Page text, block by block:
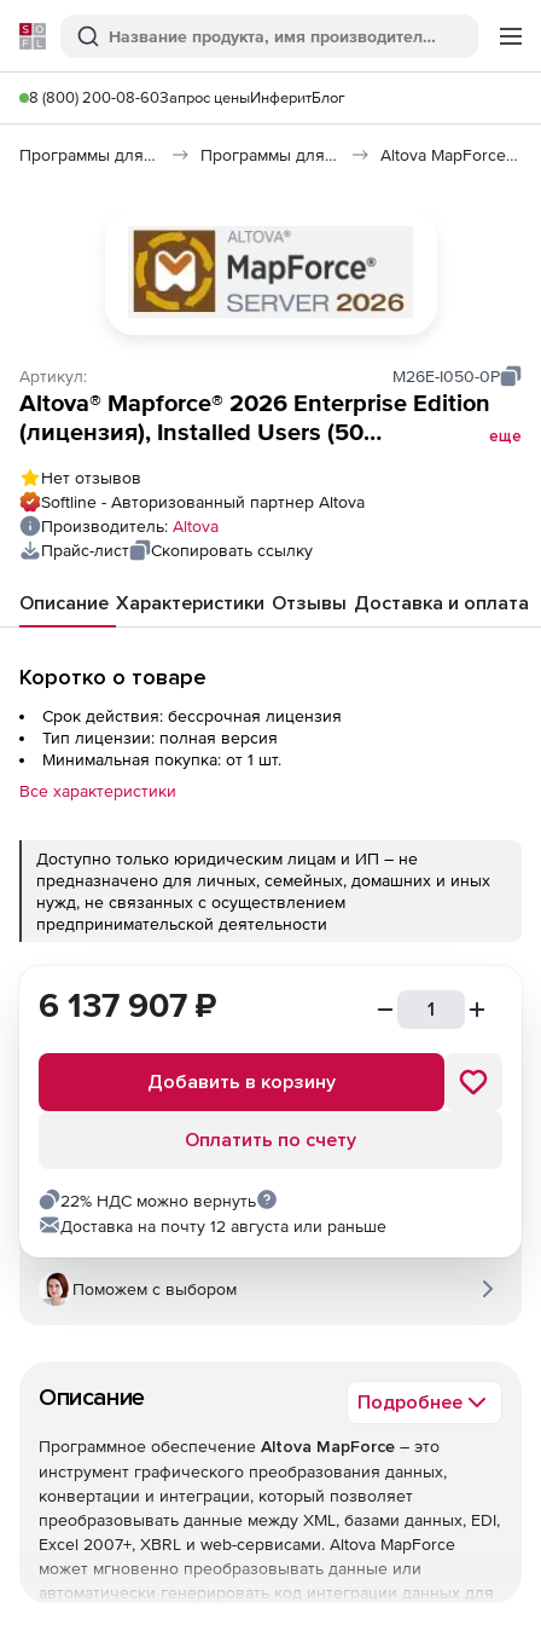
Softline
Поиск
8 (800) 200-08-60Запрос ценыИнферитБлог
Программы для программирования Программы для работы с базами данных Altova MapForce 2026
Артикул: M26E-I050-0P
Altova® Mapforce® 2026 Enterprise Edition
(лицензия), Installed Users (50
еще
Нет отзывов
Softline - Авторизованный партнер Altova
Производитель: Altova
Прайс-лист
Скопировать ссылку
Описание Характеристики Отзывы Доставка и оплата
Коротко о товаре
Срок действия: бессрочная лицензия
Тип лицензии: полная версия
Минимальная покупка: от 1 шт.
Все характеристики
Доступно только юридическим лицам и ИП – не
предназначено для личных, семейных, домашних и иных
нужд, не связанных с осуществлением
предпринимательской деятельности
Описание Подробнее
Программное обеспечение Altova MapForce – это
инструмент графического преобразования данных,
конвертации и интеграции, который позволяет
преобразовывать данные между XML, базами данных, EDI,
Excel 2007+, XBRL и web-сервисами. Altova MapForce
может мгновенно преобразовывать данные или
автоматически генерировать код интеграции данных для
6 137 907 ₽
Добавить в корзину
Оплатить по счету
22% НДС можно вернуть
Доставка на почту 12 августа или раньше
Поможем с выбором